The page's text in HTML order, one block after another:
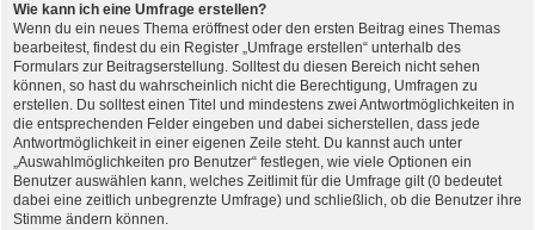
Wie kann ich eine Umfrage erstellen?
Wenn du ein neues Thema eröffnest oder den ersten Beitrag eines Themas
bearbeitest, findest du ein Register „Umfrage erstellen“ unterhalb des
Formulars zur Beitragserstellung. Solltest du diesen Bereich nicht sehen
können, so hast du wahrscheinlich nicht die Berechtigung, Umfragen zu
erstellen. Du solltest einen Titel und mindestens zwei Antwortmöglichkeiten in
die entsprechenden Felder eingeben und dabei sicherstellen, dass jede
Antwortmöglichkeit in einer eigenen Zeile steht. Du kannst auch unter
„Auswahlmöglichkeiten pro Benutzer“ festlegen, wie viele Optionen ein
Benutzer auswählen kann, welches Zeitlimit für die Umfrage gilt (0 bedeutet
dabei eine zeitlich unbegrenzte Umfrage) und schließlich, ob die Benutzer ihre
Stimme ändern können.